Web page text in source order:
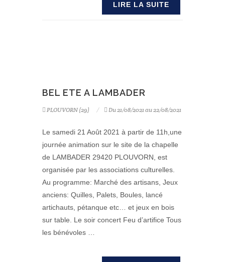
LIRE LA SUITE
BEL ETE A LAMBADER
PLOUVORN (29) Du 21/08/2021 au 22/08/2021
Le samedi 21 Août 2021 à partir de 11h,une
journée animation sur le site de la chapelle
de LAMBADER 29420 PLOUVORN, est
organisée par les associations culturelles.
Au programme: Marché des artisans, Jeux
anciens: Quilles, Palets, Boules, lancé
artichauts, pétanque etc… et jeux en bois
sur table. Le soir concert Feu d’artifice Tous
les bénévoles …